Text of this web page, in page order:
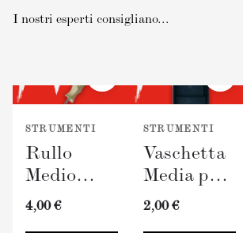
I nostri esperti consigliano...
STRUMENTI
Rullo
Medio
TERRAVERDE
4,00 €
STRUMENTI
Vaschetta
Media per
Pittura
2,00 €